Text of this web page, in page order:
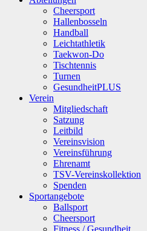
Cheersport
Hallenbosseln
Handball
Leichtathletik
Taekwon-Do
Tischtennis
Turnen
GesundheitPLUS
Verein
Mitgliedschaft
Satzung
Leitbild
Vereinsvision
Vereinsführung
Ehrenamt
TSV-Vereinskollektion
Spenden
Sportangebote
Ballsport
Cheersport
Fitness / Gesundheit